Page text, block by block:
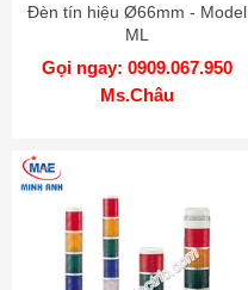
Đèn tín hiệu Ø66mm - Model
ML
Gọi ngay: 0909.067.950
Ms.Châu